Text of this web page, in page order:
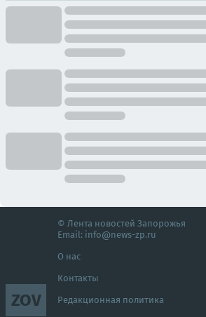
ZOV
© Лента новостей Запорожья
Email: info@news-zp.ru
О нас
Контакты
Редакционная политика